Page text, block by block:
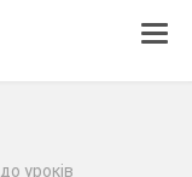
уроків